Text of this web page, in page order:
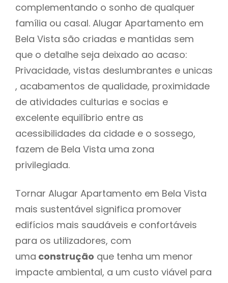
complementando o sonho de qualquer
família ou casal. Alugar Apartamento em
Bela Vista são criadas e mantidas sem
que o detalhe seja deixado ao acaso:
Privacidade, vistas deslumbrantes e unicas
, acabamentos de qualidade, proximidade
de atividades culturias e socias e
excelente equilíbrio entre as
acessibilidades da cidade e o sossego,
fazem de Bela Vista uma zona
privilegiada.
Tornar Alugar Apartamento em Bela Vista
mais sustentável significa promover
edifícios mais saudáveis e confortáveis
para os utilizadores, com
uma construção que tenha um menor
impacte ambiental, a um custo viável para